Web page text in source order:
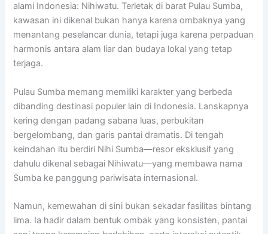
alami Indonesia: Nihiwatu. Terletak di barat Pulau Sumba,
kawasan ini dikenal bukan hanya karena ombaknya yang
menantang peselancar dunia, tetapi juga karena perpaduan
harmonis antara alam liar dan budaya lokal yang tetap
terjaga.
Pulau Sumba memang memiliki karakter yang berbeda
dibanding destinasi populer lain di Indonesia. Lanskapnya
kering dengan padang sabana luas, perbukitan
bergelombang, dan garis pantai dramatis. Di tengah
keindahan itu berdiri Nihi Sumba—resor eksklusif yang
dahulu dikenal sebagai Nihiwatu—yang membawa nama
Sumba ke panggung pariwisata internasional.
Namun, kemewahan di sini bukan sekadar fasilitas bintang
lima. Ia hadir dalam bentuk ombak yang konsisten, pantai